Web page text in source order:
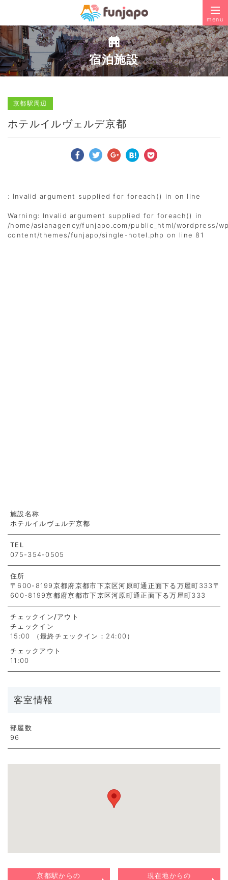
menu
宿泊施設
京都駅周辺
ホテルイルヴェルデ京都
: Invalid argument supplied for foreach() in on line
Warning: Invalid argument supplied for foreach() in
/home/asianagency/funjapo.com/public_html/wordpress/
content/themes/funjapo/single-hotel.php on line 81
施設名称
ホテルイルヴェルデ京都
TEL
075-354-0505
住所
〒600-8199京都府京都市下京区河原町通正面下る万屋町333〒
600-8199京都府京都市下京区河原町通正面下る万屋町333
チェックイン/アウト
チェックイン
15:00 （最終チェックイン：24:00）
チェックアウト
11:00
客室情報
部屋数
96
京都駅からの
現在地からの